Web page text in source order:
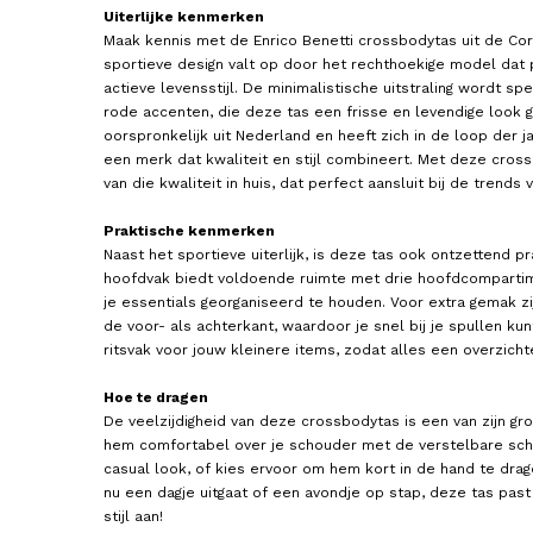
Uiterlijke kenmerken
Maak kennis met de Enrico Benetti crossbodytas uit de
sportieve design valt op door het rechthoekige model dat
actieve levensstijl. De minimalistische uitstraling wordt
rode accenten, die deze tas een frisse en levendige look
oorspronkelijk uit Nederland en heeft zich in de loop der
een merk dat kwaliteit en stijl combineert. Met deze
van die kwaliteit in huis, dat perfect aansluit bij de trends
Praktische kenmerken
Naast het sportieve uiterlijk, is deze tas ook ontzettend
hoofdvak biedt voldoende ruimte met drie
je essentials georganiseerd te houden. Voor extra gemak
de voor- als achterkant, waardoor je snel bij je spullen
ritsvak voor jouw kleinere items, zodat alles een
Hoe te dragen
De veelzijdigheid van deze crossbodytas is een van zijn
hem comfortabel over je schouder met de verstelbare
casual look, of kies ervoor om hem kort in de hand te
nu een dagje uitgaat of een avondje op stap, deze tas
stijl aan!
ENRICO BENETTI
Reistas 30x55x25 cm
Montevideo
29,95
EASTPAK